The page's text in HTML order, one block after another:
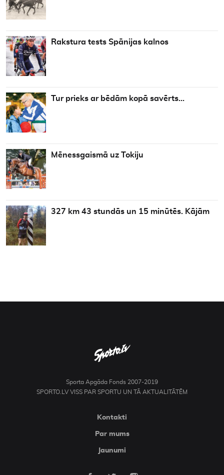
Rakstura tests Spānijas kalnos
Tur prieks ar bēdām kopā savērts…
Mēnessgaismā uz Tokiju
327 km 43 stundās un 15 minūtēs. Kājām
Sporta Apgāda Fonds 2007-2019
SPORTO.LV VISS PAR SPORTU UN TĀ AKTUALITĀTĒM
Kontakti
Par mums
Jaunumi